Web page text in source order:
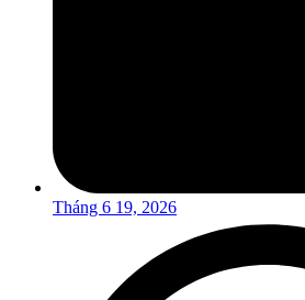
Tháng 6 19, 2026